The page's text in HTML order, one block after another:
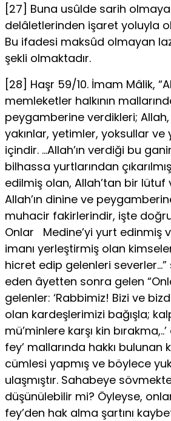
[27] Buna usûlde sarih
delâletlerinden işaret yoluyla
Bu ifadesi maksûd olmayan
şekli olmakta­dır.
[28] Haşr 59/10. İmam Mâlik,
memleketler halkının
peygamberine verdikleri;
yakınlar, ye­timler, yoksullar ve
içindir. …Allah’ın verdiği bu
bilhassa yurtlarından
edilmiş olan, Al­lah’tan bir lütuf
Allah’ın dinine ve
muhacir fakirlerindir, işte
Onlar Medine’yi yurt edinmiş
imanı yerleştirmiş olan
hicret edip gelenleri
eden âyetten sonra gelen
gelenler: ‘Rabbimiz! Bizi ve
olan kardeşlerimizi bağışla;
mü’minlere kar­şı kin
fey’ mallarında hakkı bulunan
cümlesi yapmış ve böylece
ulaşmıştır. Sahabeye
düşünülebilir mi? Öyleyse,
fey’den hak alma şartını